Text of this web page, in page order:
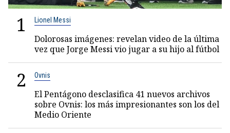
1 Lionel Messi
Dolorosas imágenes: revelan video de la última
vez que Jorge Messi vio jugar a su hijo al fútbol
2 Ovnis
El Pentágono desclasifica 41 nuevos archivos
sobre Ovnis: los más impresionantes son los del
Medio Oriente